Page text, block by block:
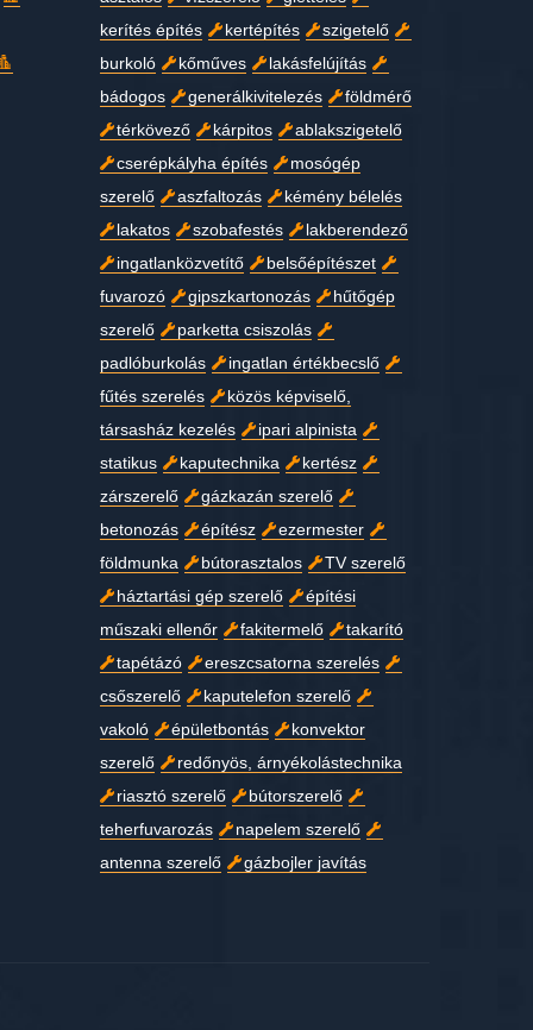
kerítés építés
kertépítés
szigetelő
burkoló
kőműves
lakásfelújítás
bádogos
generálkivitelezés
földmérő
térkövező
kárpitos
ablakszigetelő
cserépkályha építés
mosógép
szerelő
aszfaltozás
kémény bélelés
lakatos
szobafestés
lakberendező
ingatlanközvetítő
belsőépítészet
fuvarozó
gipszkartonozás
hűtőgép
szerelő
parketta csiszolás
padlóburkolás
ingatlan értékbecslő
fűtés szerelés
közös képviselő,
társasház kezelés
ipari alpinista
statikus
kaputechnika
kertész
zárszerelő
gázkazán szerelő
betonozás
építész
ezermester
földmunka
bútorasztalos
TV szerelő
háztartási gép szerelő
építési
műszaki ellenőr
fakitermelő
takarító
tapétázó
ereszcsatorna szerelés
csőszerelő
kaputelefon szerelő
vakoló
épületbontás
konvektor
szerelő
redőnyös, árnyékolástechnika
riasztó szerelő
bútorszerelő
teherfuvarozás
napelem szerelő
antenna szerelő
gázbojler javítás